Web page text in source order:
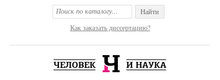
Найти
Как заказать диссертацию?